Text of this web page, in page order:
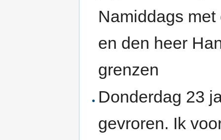
Namiddags
en den heer
grenzen
Donderdag 23
gevroren. Ik